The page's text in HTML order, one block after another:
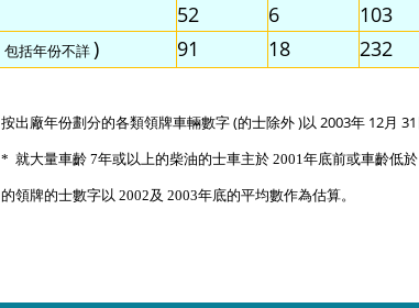
52 6 103
包括年份不詳) 91 18 232
按出廠年份劃分的各類領牌車輛數字 (的士除外 )以 2003年 12月 31
* 就大量車齡 7年或以上的柴油的士車主於 2001年底前或車齡低於
的領牌的士數字以 2002及 2003年底的平均數作為估算。